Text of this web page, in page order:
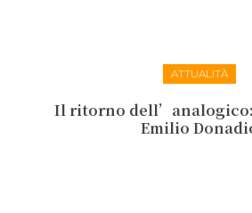
ATTUALITÀ
Il ritorno
Emilio